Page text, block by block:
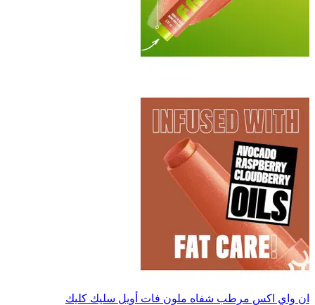
ان واي اكس مرطب شفاه ملون فات أويل سليك كليك